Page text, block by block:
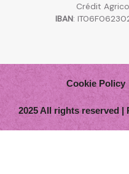
Crédit
IBAN:
Cookie Policy
2025 All rights reserved